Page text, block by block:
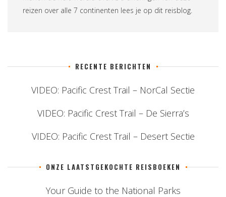
reizen over alle 7 continenten lees je op dit reisblog.
RECENTE BERICHTEN
VIDEO: Pacific Crest Trail – NorCal Sectie
VIDEO: Pacific Crest Trail – De Sierra’s
VIDEO: Pacific Crest Trail – Desert Sectie
ONZE LAATSTGEKOCHTE REISBOEKEN
Your Guide to the National Parks